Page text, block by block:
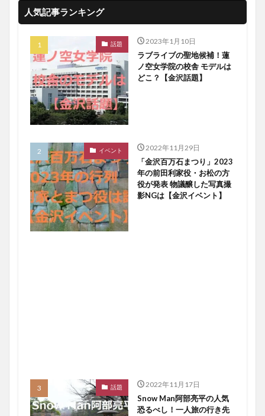
人気記事ランキング
話題 2023年1月10日
ラブライブの聖地候補！蓮
ノ空女学院の校舎 モデルは
どこ？【金沢話題】
イベント 2022年11月29日
「金沢百万石まつり」2023
年の前田利家役・お松の方
役が発表 物議醸した写真撮
影NGは【金沢イベント】
話題 2022年11月17日
Snow Man阿部亮平の人気
恐るべし！一人旅の行き先